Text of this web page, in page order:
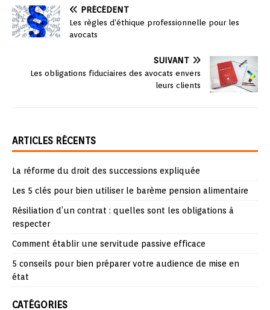
PRÉCÉDENT
Les règles d’éthique professionnelle pour les
avocats
SUIVANT
Les obligations fiduciaires des avocats envers
leurs clients
ARTICLES RÉCENTS
La réforme du droit des successions expliquée
Les 5 clés pour bien utiliser le barème pension alimentaire
Résiliation d’un contrat : quelles sont les obligations à
respecter
Comment établir une servitude passive efficace
5 conseils pour bien préparer votre audience de mise en
état
CATÉGORIES